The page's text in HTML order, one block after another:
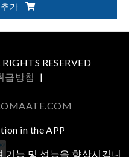
tester and optical
가
RESERVED
급방침 |
in the APP
기능 및 성능을 향상시킵니